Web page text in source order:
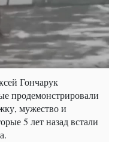
Гончарук
продемонстрировали
мужество и
5 лет назад встали